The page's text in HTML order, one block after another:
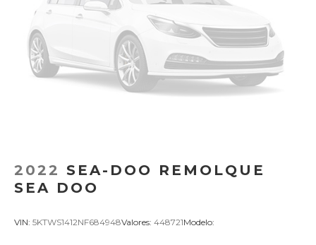
2022 SEA-DOO REMOLQUE
SEA DOO
VIN: 5KTWS1412NF684948Valores: 448721Modelo: